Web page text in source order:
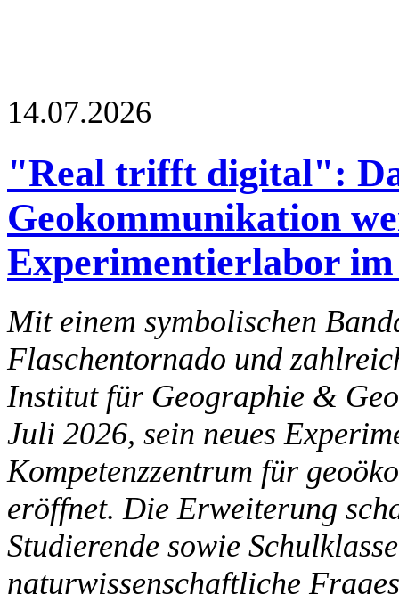
14.07.2026
"Real trifft digital":
Geokommunikation
Experimentierlabor im
Mit einem symbolischen
Flaschentornado und
Institut für Geographie &
Juli 2026, sein neues
Kompetenzzentrum für
eröffnet. Die Erweiterung
Studierende sowie
naturwissenschaftliche